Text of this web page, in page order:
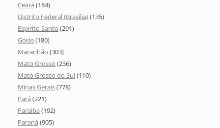
Ceará (184)
Distrito Federal (Brasília)(135)
Espírito Santo (291)
Goiás(180)
Maranhão (303)
Mato Grosso (236)
Mato Grosso do Sul(110)
Minas Gerais(778)
Pará (221)
Paraíba (192)
Paraná (905)